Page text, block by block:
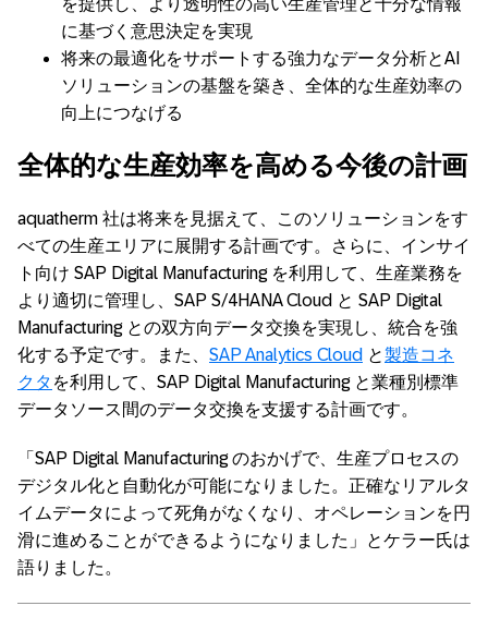
に基づく意思決定を実現
将来の最適化をサポートする強力なデータ分析とAI
ソリューションの基盤を築き、全体的な生産効率の
向上につなげる
全体的な生産効率を高める今後の計画
aquatherm 社は将来を見据えて、このソリューションをす
べての生産エリアに展開する計画です。さらに、インサイ
ト向け SAP Digital Manufacturing を利用して、生産業務を
より適切に管理し、SAP S/4HANA Cloud と SAP Digital
Manufacturing との双方向データ交換を実現し、統合を強
化する予定です。また、 SAP Analytics Cloud と製造コネ
クタ を利用して、SAP Digital Manufacturing と業種別標準
データソース間のデータ交換を支援する計画です。
「SAP Digital Manufacturing のおかげで、生産プロセスの
デジタル化と自動化が可能になりました。正確なリアルタ
イムデータによって死角がなくなり、オペレーションを円
滑に進めることができるようになりました」とケラー氏は
語りました。